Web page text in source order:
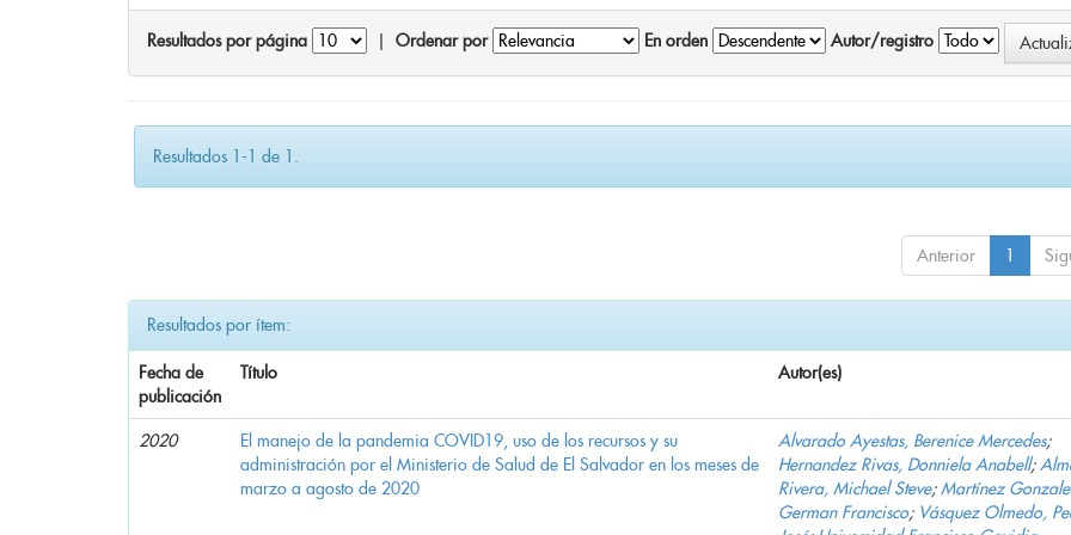
Resultados por página Ordenar por En orden Autor/registro
Resultados 1-1 de 1.
Anterior 1
Resultados por ítem:
Fecha de
publicación
Título Autor(es)
2020
El manejo de la pandemia COVID19, uso de los recursos y su
administración por el Ministerio de Salud de El Salvador en los meses de
marzo a agosto de 2020
Alvarado Ayestas, Berenice Mercedes;
Hernandez Rivas, Donniela Anabell;
Rivera, Michael Steve;Martínez
German Francisco; Vásquez Olmedo,